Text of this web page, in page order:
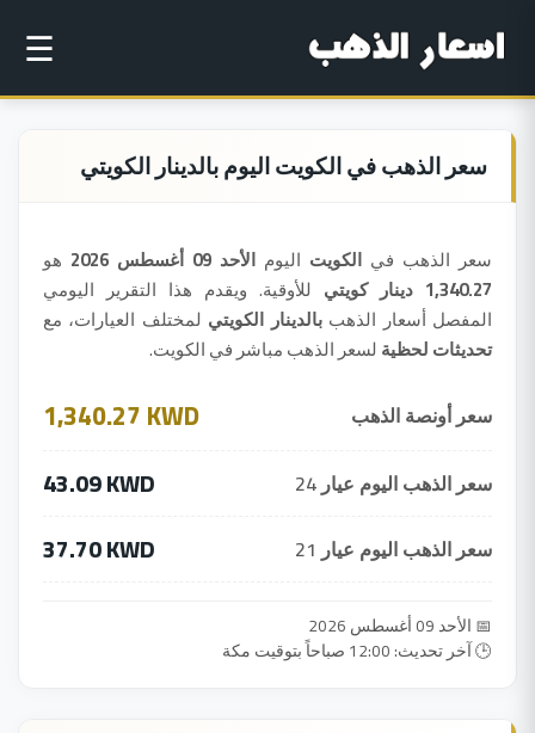
☰
سعر الذهب في الكويت اليوم بالدينار الكويتي
سعر الذهب في الكويت اليوم الأحد 09 أغسطس 2026
هو
1,340.27 دينار كويتي
للأوقية. ويقدم هذا التقرير اليومي
المفصل أسعار الذهببالدينار الكويتي لمختلف العيارات، مع
تحديثات لحظيةلسعر الذهب مباشر في الكويت.
سعر أونصة الذهب 1,340.27 KWD
سعر الذهب اليوم عيار 24 43.09 KWD
سعر الذهب اليوم عيار 21 37.70 KWD
📅 الأحد 09 أغسطس 2026
🕒 آخر تحديث: 12:00 صباحاً بتوقيت مكة